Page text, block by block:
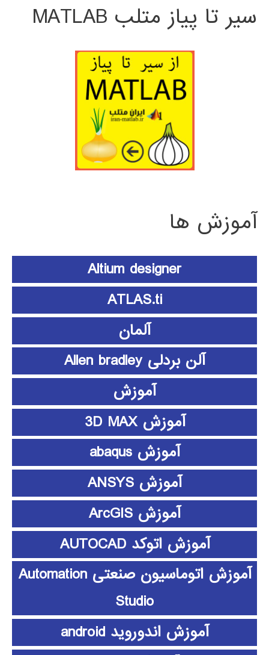
سیر تا پیاز متلب MATLAB
آموزش ها
Altium designer
ATLAS.ti
آلمان
آلن بردلی Allen bradley
آموزش
آموزش 3D MAX
آموزش abaqus
آموزش ANSYS
آموزش ArcGIS
آموزش اتوکد AUTOCAD
آموزش اتوماسیون صنعتی Automation
Studio
آموزش اندوروید android